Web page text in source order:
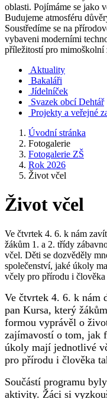
oblasti. Pojímáme se jako
Budujeme atmosféru
Soustředíme se na
vybaveni moderními
příležitostí pro mimoškolní
Aktuality
Bakaláři
Jídelníček
Svazek obcí Dehtář
Projekty a veřejné
Úvodní stránka
Fotogalerie
Fotogalerie ZŠ
Rok 2026
Život včel
Život včel
Ve čtvrtek 4. 6. k nám
žákům 1. a 2. třídy
včel. Děti se dozvěděly
společenství, jaké úkoly
včely pro přírodu i člověka
Ve čtvrtek 4. 6. k nám
pan Kursa, který
formou vyprávěl o
zajímavostí o tom, jak
úkoly mají jednotlivé
pro přírodu i člověka
Součástí programu
aktivity. Žáci si